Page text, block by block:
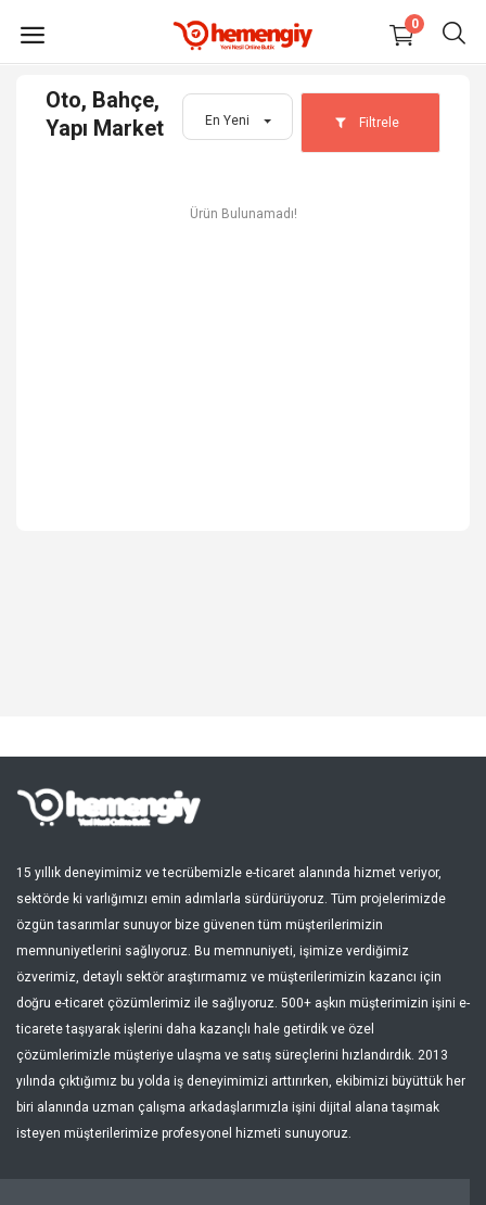
0
HEMEN
SATIŞ
Giriş Yap
Kayıt Ol
Türkçe
Oto, Bahçe,
Yapı Market
En Yeni Filtrele
Ürün Bulunamadı!
15 yıllık deneyimimiz ve tecrübemizle e-ticaret alanında hizmet veriyor,
sektörde ki varlığımızı emin adımlarla sürdürüyoruz. Tüm projelerimizde
özgün tasarımlar sunuyor bize güvenen tüm müşterilerimizin
memnuniyetlerini sağlıyoruz. Bu memnuniyeti, işimize verdiğimiz
özverimiz, detaylı sektör araştırmamız ve müşterilerimizin kazancı için
doğru e-ticaret çözümlerimiz ile sağlıyoruz. 500+ aşkın müşterimizin işini e-
ticarete taşıyarak işlerini daha kazançlı hale getirdik ve özel
çözümlerimizle müşteriye ulaşma ve satış süreçlerini hızlandırdık. 2013
yılında çıktığımız bu yolda iş deneyimimizi arttırırken, ekibimizi büyüttük her
biri alanında uzman çalışma arkadaşlarımızla işini dijital alana taşımak
isteyen müşterilerimize profesyonel hizmeti sunuyoruz.